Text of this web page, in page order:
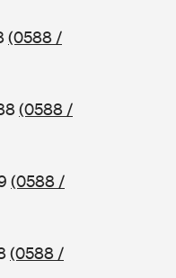
(0588 /
(0588 /
(0588 /
(0588 /